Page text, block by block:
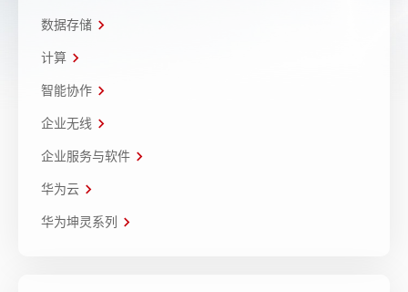
数据存储
计算
智能协作
企业无线
企业服务与软件
华为云
华为坤灵系列